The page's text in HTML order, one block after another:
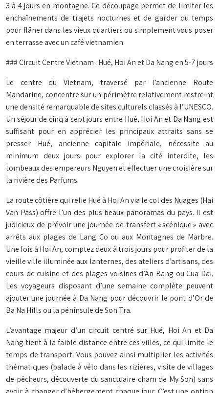
3 à 4 jours en montagne. Ce découpage permet de limiter les
enchaînements de trajets nocturnes et de garder du temps
pour flâner dans les vieux quartiers ou simplement vous poser
en terrasse avec un café vietnamien.
### Circuit Centre Vietnam : Hué, Hoi An et Da Nang en 5-7 jours
Le centre du Vietnam, traversé par l’ancienne Route
Mandarine, concentre sur un périmètre relativement restreint
une densité remarquable de sites culturels classés à l’UNESCO.
Un séjour de cinq à sept jours entre Hué, Hoi An et Da Nang est
suffisant pour en apprécier les principaux attraits sans se
presser. Hué, ancienne capitale impériale, nécessite au
minimum deux jours pour explorer la cité interdite, les
tombeaux des empereurs Nguyen et effectuer une croisière sur
la rivière des Parfums.
La route côtière qui relie Hué à Hoi An via le col des Nuages (Hai
Van Pass) offre l’un des plus beaux panoramas du pays. Il est
judicieux de prévoir une journée de transfert « scénique » avec
arrêts aux plages de Lang Co ou aux Montagnes de Marbre.
Une fois à Hoi An, comptez deux à trois jours pour profiter de la
vieille ville illuminée aux lanternes, des ateliers d’artisans, des
cours de cuisine et des plages voisines d’An Bang ou Cua Dai.
Les voyageurs disposant d’une semaine complète peuvent
ajouter une journée à Da Nang pour découvrir le pont d’Or de
Ba Na Hills ou la péninsule de Son Tra.
L’avantage majeur d’un circuit centré sur Hué, Hoi An et Da
Nang tient à la faible distance entre ces villes, ce qui limite le
temps de transport. Vous pouvez ainsi multiplier les activités
thématiques (balade à vélo dans les rizières, visite de villages
de pêcheurs, découverte du sanctuaire cham de My Son) sans